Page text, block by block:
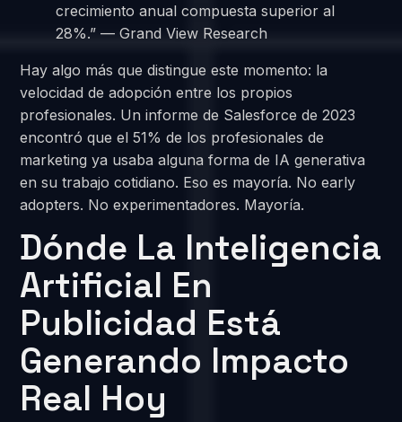
crecimiento anual compuesta superior al
28%.” — Grand View Research
Hay algo más que distingue este momento: la
velocidad de adopción entre los propios
profesionales. Un informe de Salesforce de 2023
encontró que el 51% de los profesionales de
marketing ya usaba alguna forma de IA generativa
en su trabajo cotidiano. Eso es mayoría. No early
adopters. No experimentadores. Mayoría.
Dónde La Inteligencia
Artificial En
Publicidad Está
Generando Impacto
Real Hoy